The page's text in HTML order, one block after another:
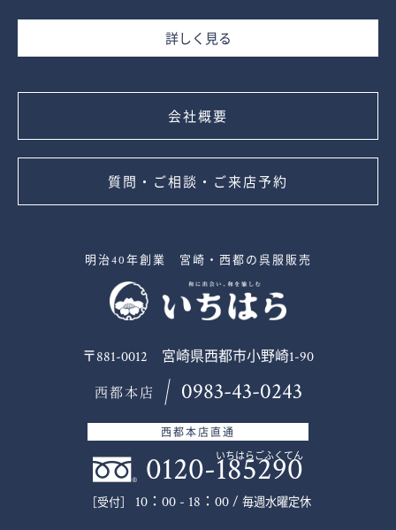
詳しく見る
会社概要
質問・ご相談・ご来店予約
明治40年創業 宮崎・西都の呉服販売
〒881-0012 宮崎県西都市小野崎1-90
西都本店 0983-43-0243
西都本店直通
0120-185290
いちはらごふくてん
［受付］ 10：00 - 18：00 / 毎週水曜定休